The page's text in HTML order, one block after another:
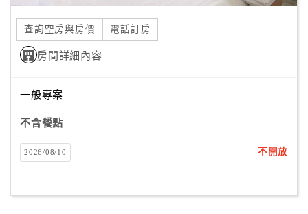
品
宣
傳
查詢空房與房價 電話訂房
房間詳細內容
一般專案
不含餐點
2026/08/10 不開放